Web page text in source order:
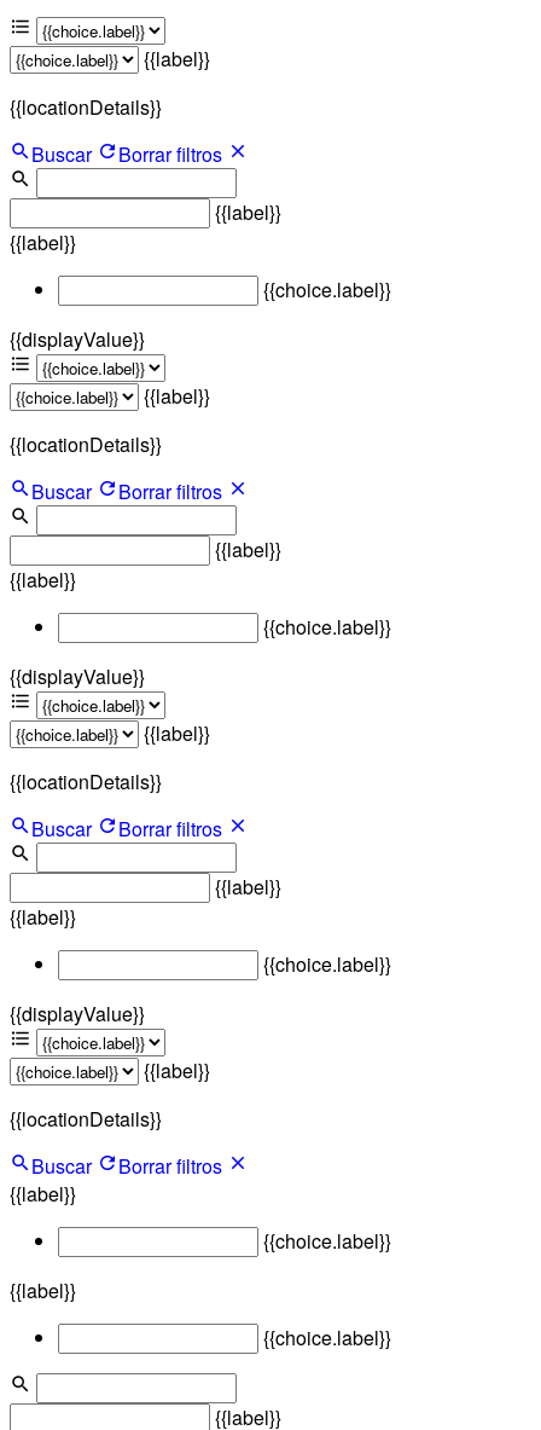
{{label}}
{{locationDetails}}
Buscar
Borrar filtros
{{label}}
{{label}}
{{choice.label}}
{{displayValue}}
{{label}}
{{locationDetails}}
Buscar
Borrar filtros
{{label}}
{{label}}
{{choice.label}}
{{displayValue}}
{{label}}
{{locationDetails}}
Buscar
Borrar filtros
{{label}}
{{label}}
{{choice.label}}
{{displayValue}}
{{label}}
{{locationDetails}}
Buscar
Borrar filtros
{{label}}
{{choice.label}}
{{label}}
{{choice.label}}
{{label}}